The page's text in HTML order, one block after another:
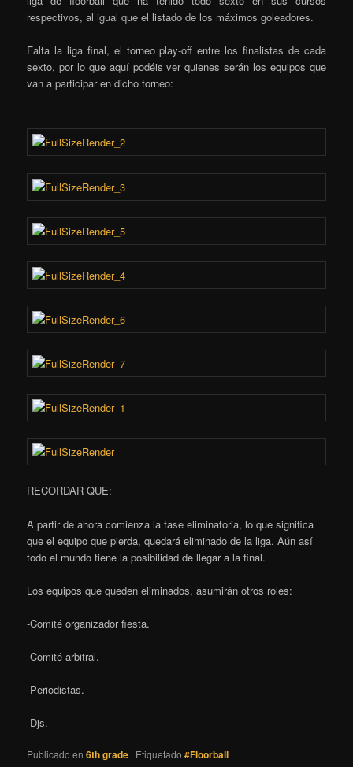
respectivos, al igual que el listado de los máximos goleadores.
Falta la liga final, el torneo play-off entre los finalistas de cada
sexto, por lo que aquí podéis ver quienes serán los equipos que
van a participar en dicho torneo:
RECORDAR QUE:
A partir de ahora comienza la fase eliminatoria, lo que significa
que el equipo que pierda, quedará eliminado de la liga. Aún así
todo el mundo tiene la posibilidad de llegar a la final.
Los equipos que queden eliminados, asumirán otros roles:
-Comité organizador fiesta.
-Comité arbitral.
-Periodistas.
-Djs.
Publicado en 6th grade | Etiquetado #Floorball